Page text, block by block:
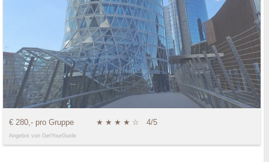
€ 280,- pro Gruppe ★ ★ ★ ★ ☆ 4/5
Angebot von GetYourGuide